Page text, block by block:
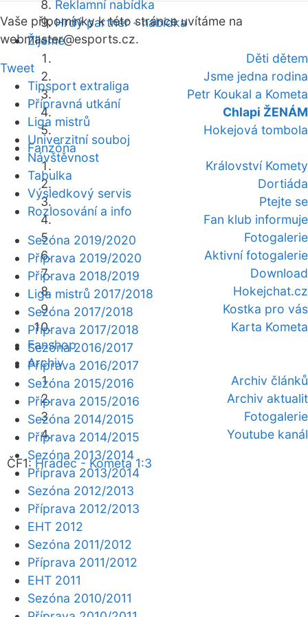
Reklamní nabídka
Hrdý partner - nabídka
Žijeme
Děti dětem
Jsme jedna rodina
Petr Koukal a Kometa
Chlapi ŽENÁM
Hokejová tombola
Fanzóna
Království Komety
Dortiáda
Ptejte se
Fan klub informuje
Fotogalerie
Aktivní fotogalerie
Download
Hokejchat.cz
Kostka pro vás
Karta Kometa
Fanshop
Archiv
Archiv článků
Archiv aktualit
Fotogalerie
Youtube kanál
ČF1:Hradec - Kometa 1:3
Vaše připomínky k této stránce uvítáme na
webmaster@esports.cz.
Tweet
Tipsport extraliga
Přípravná utkání
Liga mistrů
Univerzitní souboj
Návštěvnost
Tabulka
Výsledkový servis
Rozlosování a info
Sezóna 2019/2020
Příprava 2019/2020
Příprava 2018/2019
Liga mistrů 2017/2018
Sezóna 2017/2018
Příprava 2017/2018
Sezóna 2016/2017
Příprava 2016/2017
Sezóna 2015/2016
Příprava 2015/2016
Sezóna 2014/2015
Příprava 2014/2015
Sezóna 2013/2014
Příprava 2013/2014
Sezóna 2012/2013
Příprava 2012/2013
EHT 2012
Sezóna 2011/2012
Příprava 2011/2012
EHT 2011
Sezóna 2010/2011